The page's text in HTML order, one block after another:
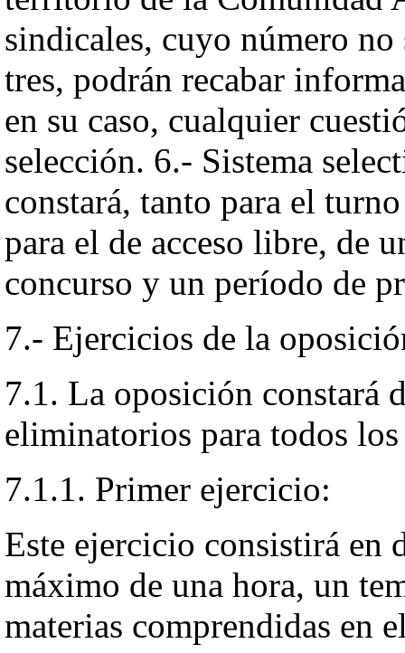
sindicales, cuyo número
tres, podrán recabar
en su caso, cualquier
selección. 6.- Sistema
constará, tanto para el
para el de acceso libre, de
concurso y un período de
7.- Ejercicios de la
7.1. La oposición constará
eliminatorios para todos los
7.1.1. Primer ejercicio:
Este ejercicio consistirá en
máximo de una hora, un
materias comprendidas en